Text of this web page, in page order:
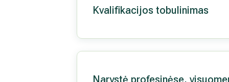
Kvalifikacijos tobulinimas
Narystė profesinėse,